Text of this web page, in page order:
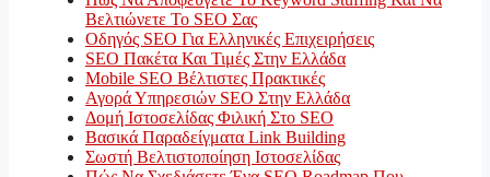
Βελτιώνετε Το SEO Σας
Οδηγός SEO Για Ελληνικές Επιχειρήσεις
SEO Πακέτα Και Τιμές Στην Ελλάδα
Mobile SEO Βέλτιστες Πρακτικές
Αγορά Υπηρεσιών SEO Στην Ελλάδα
Δομή Ιστοσελίδας Φιλική Στο SEO
Βασικά Παραδείγματα Link Building
Σωστή Βελτιστοποίηση Ιστοσελίδας